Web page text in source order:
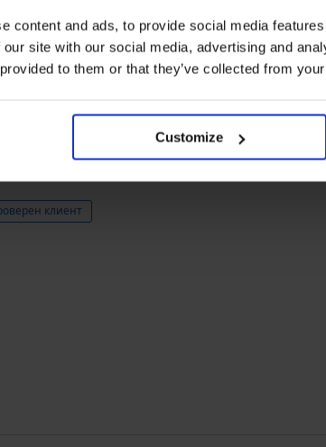
content and ads, to provide social media
site with our social media, advertising and
to them or that they’ve collected from
Customize
2
1
клиент